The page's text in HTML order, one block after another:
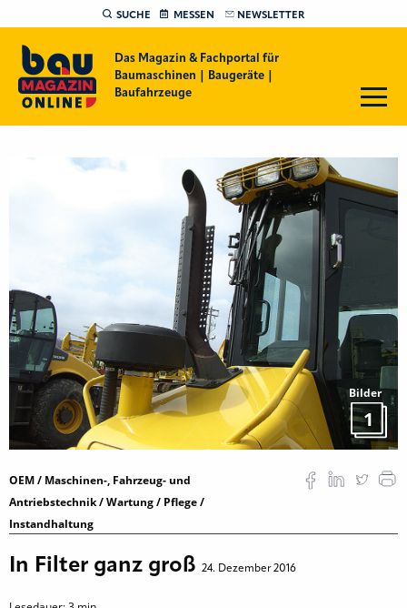
SUCHE MESSEN NEWSLETTER
Das Magazin & Fachportal für
Baumaschinen | Baugeräte |
Baufahrzeuge
Bilder
1
OEM / Maschinen-, Fahrzeug- und
Antriebstechnik / Wartung / Pflege /
Instandhaltung
In Filter ganz groß 24. Dezember 2016